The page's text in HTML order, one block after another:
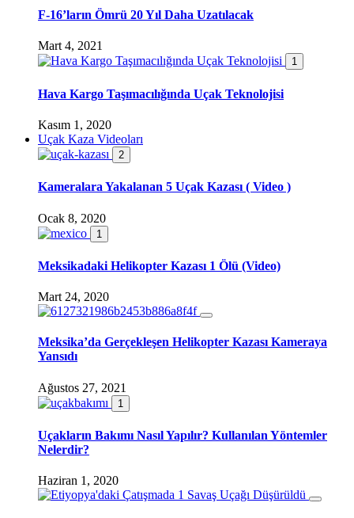
F-16’ların Ömrü 20 Yıl Daha Uzatılacak
Mart 4, 2021
1
Hava Kargo Taşımacılığında Uçak Teknolojisi
Kasım 1, 2020
Uçak Kaza Videoları
2
Kameralara Yakalanan 5 Uçak Kazası ( Video )
Ocak 8, 2020
1
Meksikadaki Helikopter Kazası 1 Ölü (Video)
Mart 24, 2020
Meksika’da Gerçekleşen Helikopter Kazası Kameraya
Yansıdı
Ağustos 27, 2021
1
Uçakların Bakımı Nasıl Yapılır? Kullanılan Yöntemler
Nelerdir?
Haziran 1, 2020